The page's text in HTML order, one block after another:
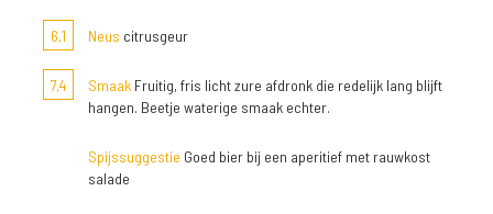
6,1 Neus citrusgeur
7,4 Smaak Fruitig, fris licht zure afdronk die redelijk lang blijft
hangen. Beetje waterige smaak echter.
Spijssuggestie Goed bier bij een aperitief met rauwkost
salade